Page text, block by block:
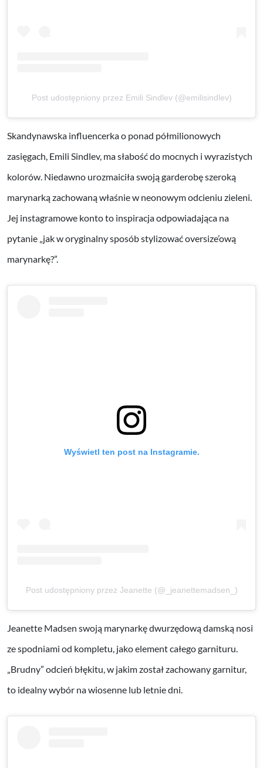
Post udostępniony przez Emili Sindlev (@emilisindlev)
Skandynawska influencerka o ponad półmilionowych
zasięgach, Emili Sindlev, ma słabość do mocnych i wyrazistych
kolorów. Niedawno urozmaiciła swoją garderobę szeroką
marynarką zachowaną właśnie w neonowym odcieniu zieleni.
Jej instagramowe konto to inspiracja odpowiadająca na
pytanie „jak w oryginalny sposób stylizować oversize’ową
marynarkę?”.
Wyświetl ten post na Instagramie.
Post udostępniony przez Jeanette (@_jeanettemadsen_)
Jeanette Madsen swoją marynarkę dwurzędową damską nosi
ze spodniami od kompletu, jako element całego garnituru.
„Brudny” odcień błękitu, w jakim został zachowany garnitur,
to idealny wybór na wiosenne lub letnie dni.